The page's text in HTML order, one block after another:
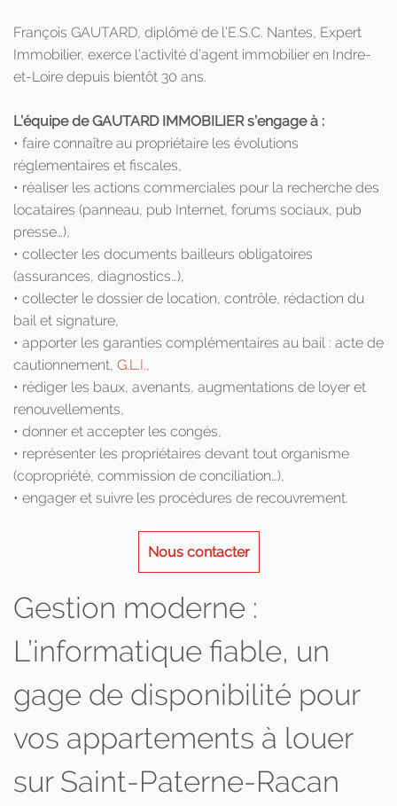
François GAUTARD, diplômé de l’E.S.C. Nantes, Expert
Immobilier, exerce l’activité d’agent immobilier en Indre-
et-Loire depuis bientôt 30 ans.
L’équipe de GAUTARD IMMOBILIER s’engage à :
• faire connaître au propriétaire les évolutions
réglementaires et fiscales,
• réaliser les actions commerciales pour la recherche des
locataires (panneau, pub Internet, forums sociaux, pub
presse…),
• collecter les documents bailleurs obligatoires
(assurances, diagnostics…),
• collecter le dossier de location, contrôle, rédaction du
bail et signature,
• apporter les garanties complémentaires au bail : acte de
cautionnement, G.L.I.,
• rédiger les baux, avenants, augmentations de loyer et
renouvellements,
• donner et accepter les congés,
• représenter les propriétaires devant tout organisme
(copropriété, commission de conciliation…),
• engager et suivre les procédures de recouvrement.
Nous contacter
Gestion moderne :
L’informatique fiable, un
gage de disponibilité pour
vos appartements à louer
sur Saint-Paterne-Racan